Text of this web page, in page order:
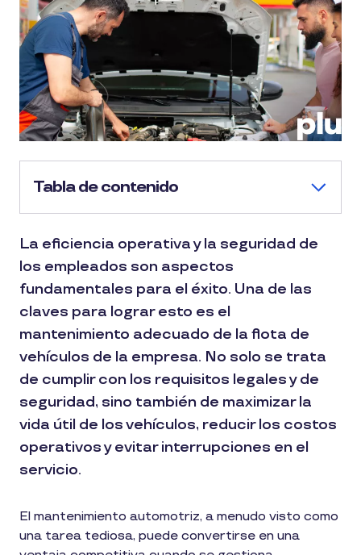
Tabla de contenido
La eficiencia operativa y la seguridad de
los empleados son aspectos
fundamentales para el éxito. Una de las
claves para lograr esto es el
mantenimiento adecuado de la flota de
vehículos de la empresa. No solo se trata
de cumplir con los requisitos legales y de
seguridad, sino también de maximizar la
vida útil de los vehículos, reducir los costos
operativos y evitar interrupciones en el
servicio.
El mantenimiento automotriz, a menudo visto como
una tarea tediosa, puede convertirse en una